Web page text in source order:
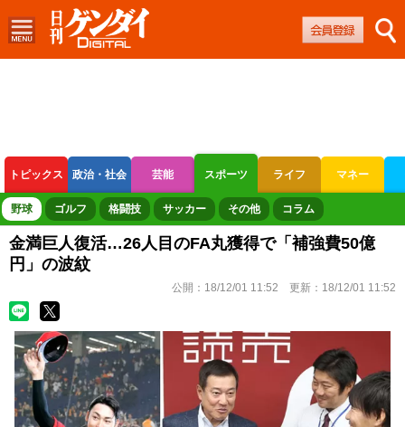
トピックス 政治・社会 芸能 スポーツ ライフ マネー
ボートレース 競輪 オートレース
野球 ゴルフ 格闘技 サッカー その他 コラム
金満巨人復活…26人目のFA丸獲得で「補強費50億
円」の波紋
公開： 18/12/01 11:52 更新： 18/12/01 11:52